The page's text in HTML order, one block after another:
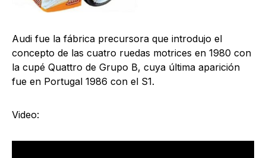
Audi fue la fábrica precursora que introdujo el
concepto de las cuatro ruedas motrices en 1980 con
la cupé Quattro de Grupo B, cuya última aparición
fue en Portugal 1986 con el S1.
Video: